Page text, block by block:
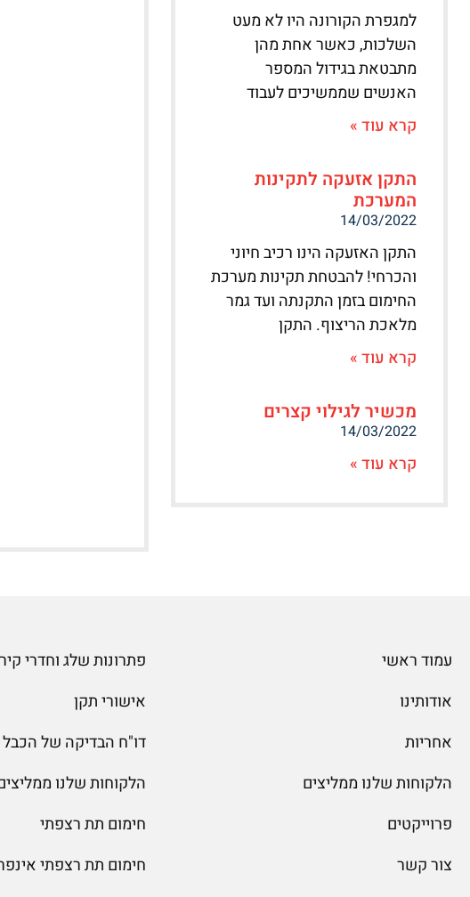
למגפרת הקורונה היו לא מעט
השלכות, כאשר אחת מהן
מתבטאת בגידול המספר
האנשים שממשיכים לעבוד
קרא עוד »
התקן אזעקה לתקינות
המערכת
14/03/2022
התקן האזעקה הינו רכיב חיוני
והכרחי! להבטחת תקינות מערכת
החימום בזמן התקנתה ועד גמר
מלאכת הריצוף. התקן
קרא עוד »
מכשיר לגילוי קצרים
14/03/2022
קרא עוד »
עמוד ראשי
אודותינו
אחריות
הלקוחות שלנו ממליצים
פרוייקטים
צור קשר
פתרונות שלג וחדרי
אישורי תקן
דו"ח הבדיקה של הכבל T2Blue
הלקוחות שלנו
חימום תת רצפתי
חימום תת רצפתי